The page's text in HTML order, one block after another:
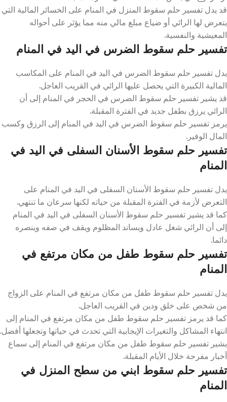
قد يدل تفسير حلم سقوط المنزل في المنام على الخسائر المالية التي
يتعرض لها الرائي أو ضياع مبلغ مالي منه مما يؤثر على أحواله
المعيشية والنفسية.
تفسير حلم سقوط الضرس في اليد في المنام
يدل تفسير حلم سقوط الضرس في اليد في المنام على المكاسب
المالية الكبيرة التي يحصل عليها الرائي في القريب العاجل.
قد يشير تفسير حلم سقوط الضرس في الحجر في المنام إلى أن
الرائي يرزق بطفل جديد في الفترة المقبلة.
يرمز تفسير حلم سقوط الضرس في اليد في المنام إلى الرزق وكسب
المال الوفير.
تفسير حلم سقوط الأسنان السفلى في اليد في
المنام
يدل تفسير حلم سقوط الأسنان السفلى في اليد في المنام على
التعرض لأزمة في الفترة المقبلة من حياته لكنها سرعان ما تنتهي.
كما قد يشير تفسير حلم سقوط الأسنان السفلى في اليد في المنام
إلى أن الرائي شغل عادل ويساند المظلوم ويقف في صفه وينصره
دائما.
تفسير حلم سقوط طفل من مكان مرتفع في
المنام
يدل تفسير حلم سقوط طفل من مكان مرتفع في المنام على الزواج
من شخص على خلق ودين في القريب العاجل.
كما قد يرمز تفسير حلم سقوط طفل من مكان مرتفع في المنام إلى
انتهاء المشاكل والتغيرات الإيجابية التي تحدث في حياتها وتجعلها أفضل.
يشير تفسير حلم سقوط طفل من مكان مرتفع في المنام إلى سماع
أخبار مفرحة خلال الأيام المقبلة.
تفسير حلم سقوط ابني من سطح المنزل في
المنام